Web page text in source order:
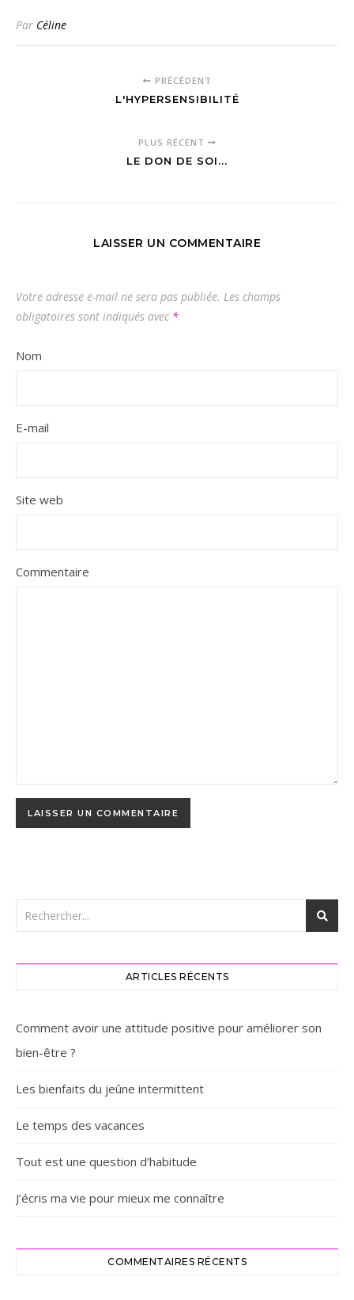
Par Céline
PRÉCÉDENT
L'HYPERSENSIBILITÉ
PLUS RÉCENT
LE DON DE SOI...
LAISSER UN COMMENTAIRE
Votre adresse e-mail ne sera pas publiée. Les champs
obligatoires sont indiqués avec *
Nom
E-mail
Site web
Commentaire
ARTICLES RÉCENTS
Comment avoir une attitude positive pour améliorer son
bien-être ?
Les bienfaits du jeûne intermittent
Le temps des vacances
Tout est une question d’habitude
J’écris ma vie pour mieux me connaître
COMMENTAIRES RÉCENTS